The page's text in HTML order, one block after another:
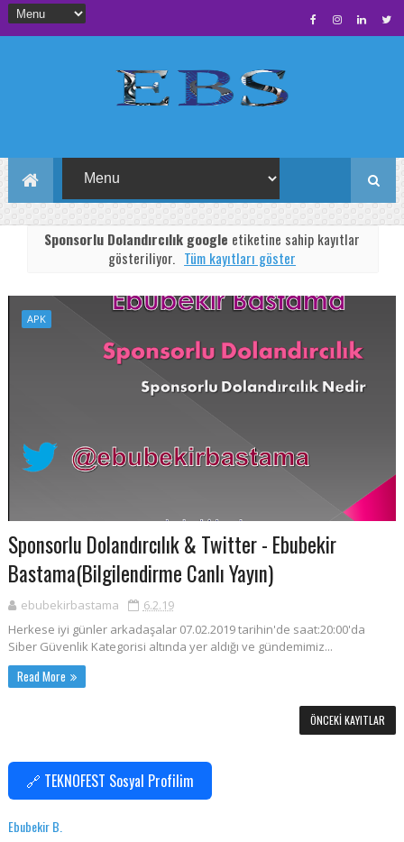
Sponsorlu Dolandırcılık google etiketine sahip kayıtlar
gösteriliyor. Tüm kayıtları göster
APK
Sponsorlu Dolandırcılık & Twitter - Ebubekir
Bastama(Bilgilendirme Canlı Yayın)
ebubekirbastama
6.2.19
Herkese iyi günler arkadaşalar 07.02.2019 tarihin'de saat:20:00'da
Siber Güvenlik Kategorisi altında yer aldığı ve gündemimiz...
Read More
ÖNCEKI KAYITLAR
🔗 TEKNOFEST Sosyal Profilim
Ebubekir B.